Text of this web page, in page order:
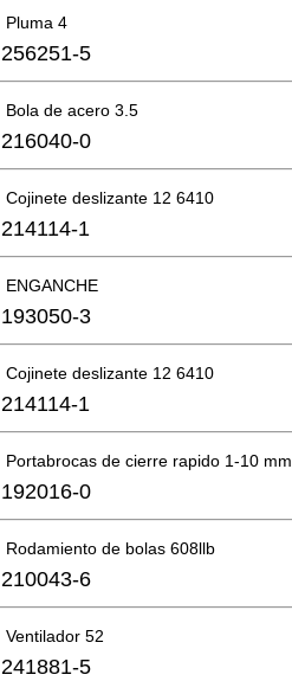
Pluma 4
256251-5
Bola de acero 3.5
216040-0
Cojinete deslizante 12 6410
214114-1
ENGANCHE
193050-3
Cojinete deslizante 12 6410
214114-1
Portabrocas de cierre rapido 1-10 mm
192016-0
Rodamiento de bolas 608llb
210043-6
Ventilador 52
241881-5